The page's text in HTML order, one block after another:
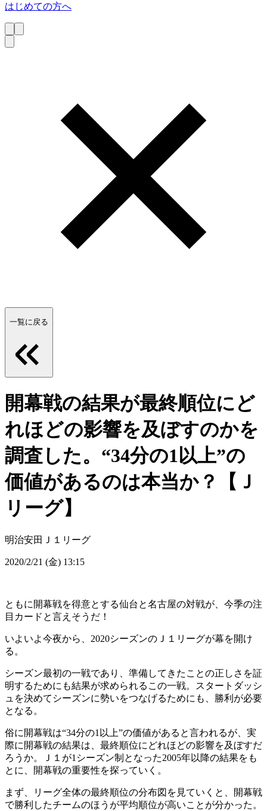
はじめての方へ
一覧に戻る
開幕戦の結果が最終順位にど
れほどの影響を及ぼすのかを
調査した。“34分の1以上”の
価値があるのは本当か？【Ｊ
リーグ】
明治安田Ｊ１リーグ
2020/2/21 (金) 13:15
ともに開幕戦を得意とする仙台と名古屋の対戦が、今季の注
目カードと言えそうだ！
いよいよ今夜から、2020シーズンのＪ１リーグが幕を開け
る。
シーズン最初の一戦であり、準備してきたことの正しさを証
明するためにも結果が求められるこの一戦。スタートダッシ
ュを決めてシーズンに勢いをつなげるためにも、勝利が必要
となる。
俗に開幕戦は“34分の1以上”の価値があると言われるが、実
際に開幕戦の結果は、最終順位にどれほどの影響を及ぼすだ
ろうか。Ｊ１が1シーズン制となった2005年以降の結果をも
とに、開幕戦の重要性を探っていく。
まず、リーグ全体の最終順位の分布図を見ていくと、開幕戦
で勝利したチームのほうが平均順位が高いことが分かった。